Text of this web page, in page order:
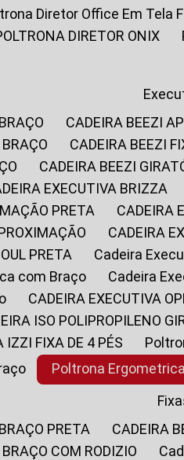
Diretor Office Em Tela
POLTRONA DIRETOR ONIX
CADEIRA BEEZI
CADEIRA BEEZI
CADEIRA BEEZI
EXECUTIVA BRIZZA
PRETA
CADEIRA
PRETA
Cadeira
com Braço
Cadeira
CADEIRA EXECUTIVA
ISO POLIPROPILENO
IZZI FIXA DE 4 PÉS
Poltrona
PRETA
CADEIRA
COM RODIZIO